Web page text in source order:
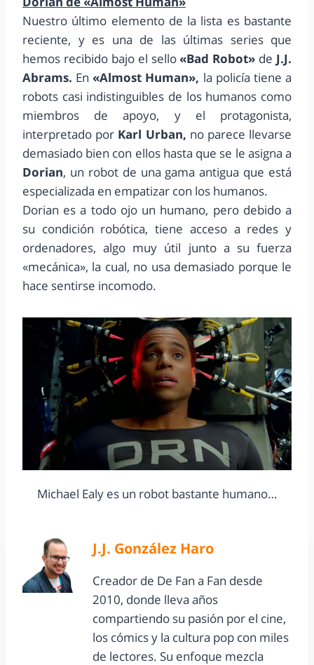
Nuestro último elemento de la lista es bastante
reciente, y es una de las últimas series que
hemos recibido bajo el sello«Bad Robot» de J.J.
Abrams. En«Almost Human», la policía tiene a
robots casi indistinguibles de los humanos como
miembros de apoyo, y el protagonista,
interpretado por Karl Urban, no parece llevarse
demasiado bien con ellos hasta que se le asigna a
Dorian, un robot de una gama antigua que está
especializada en empatizar con los humanos.
Dorian es a todo ojo un humano, pero debido a
su condición robótica, tiene acceso a redes y
ordenadores, algo muy útil junto a su fuerza
«mecánica», la cual, no usa demasiado porque le
hace sentirse incomodo.
Michael Ealy es un robot bastante humano…
J.J. González Haro
Creador de De Fan a Fan desde
2010, donde lleva años
compartiendo su pasión por el cine,
los cómics y la cultura pop con miles
de lectores. Su enfoque mezcla